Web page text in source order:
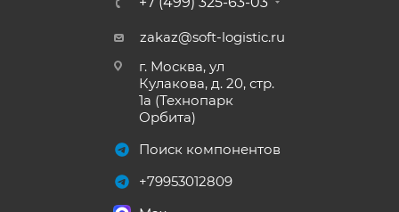
zakaz@soft-logistic.ru
г. Москва, ул
Кулакова, д. 20, стр.
1а (Технопарк
Орбита)
Поиск компонентов
+79953012809